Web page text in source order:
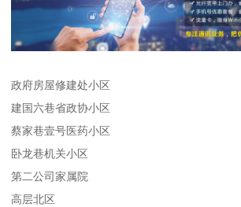
政府房屋修建处小区
建国六巷省政协小区
蔡家巷壹号医药小区
卧龙巷机关小区
第二公司家属院
高层北区